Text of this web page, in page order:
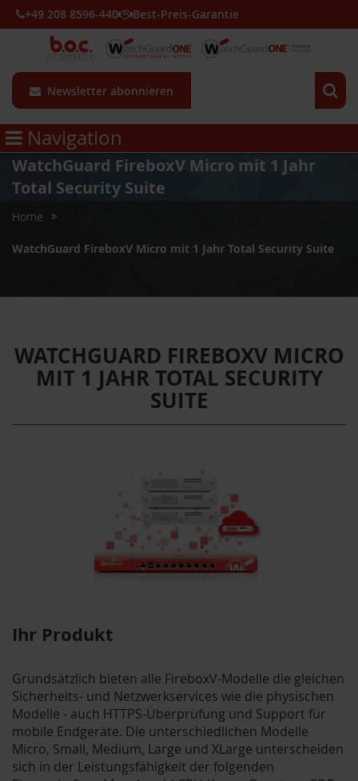
Newsletter abonnieren
+49 208 8596-440 Best-Preis-Garantie
Navigation
WatchGuard FireboxV Micro mit 1 Jahr
Total Security Suite
Home
WatchGuard FireboxV Micro mit 1 Jahr Total Security Suite
WATCHGUARD FIREBOXV MICRO
MIT 1 JAHR TOTAL SECURITY
SUITE
Ihr Produkt
Grundsätzlich bieten alle FireboxV-Modelle die gleichen
Sicherheits- und Netzwerkservices wie die physischen
Modelle - auch HTTPS-Überprüfung und Support für
mobile Endgeräte. Die unterschiedlichen Modelle
Micro, Small, Medium, Large und XLarge unterscheiden
sich in der Leistungsfähigkeit der folgenden